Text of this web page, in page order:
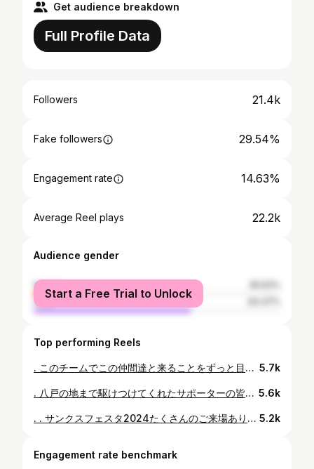
Get audience breakdown
Full Profile Data
Followers 21.4k
Fake followers 29.54%
Engagement rate 14.63%
Average Reel plays 22.2k
Audience gender
female
male
Start a Free Trial to Unlock
Top performing Reels
. このチームでこの仲間達と来ることをずっと目指していた舞台。 みんなのおかげで家族を喜ばせることができました。 負けなしの6月から勝ち続ける7月に進化しましょう！ #albirex #アルビレックス新潟 #FGA 5.7k
. 八戸の地まで駆けつけてくれたサポーターの皆さん、現地にはいなくても応援してくださっている皆さん、熱い応援ありがとうございました。 素直に喜べないゲームだったのは百も承知のうえで、応援し続けてくれた皆さんに勝利を届けられて良かったです。 PK戦のゴール裏の雰囲気、最高でした。 間違いなくみんなが勝たせてくれました。 次もよろしくお願いします！！ #albirex #アルビレックス新潟 #FGA 5.6k
. . サンクスフェスタ2024たくさんのご来場ありがとうございました。 お互いにありがとうを伝え合う幸せな時間になって みんなの心がまたひとつ近づいた気がします！ このポジティブなパワーがリーグ残り3試合に必ず繋がると信じています。 そしてチームメイト、スタッフ、フロントのみんな。 事前の準備や積極的な参加ありがとう！ 5.2k
Engagement rate benchmark